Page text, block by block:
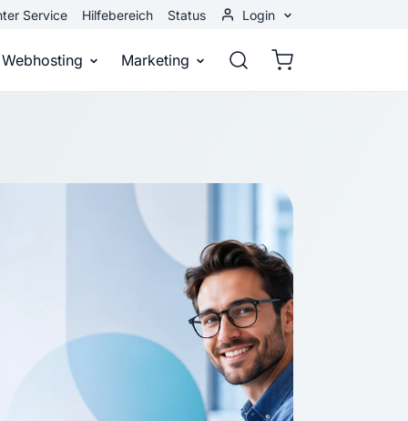
Service Hilfebereich Status Login
Kundenbereich
Webmail
ohne Programmierkenntnisse
noch heute online
lassen
Webhosting
Rankingcoach
Schnell und einfach an die Spitze bei Google
Premium Services
Individuelle technische Unterstützung
Marketing
Google Anzeigen
Sofort sichtbar bei Google
Banner-Werbung
Deine Anzeigen auf anderen
Social Media Marketing